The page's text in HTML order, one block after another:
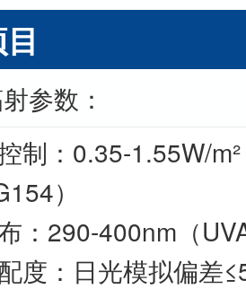
参数：
制：0.35-1.55W/
）
：290-400nm（
度：日光模拟偏差